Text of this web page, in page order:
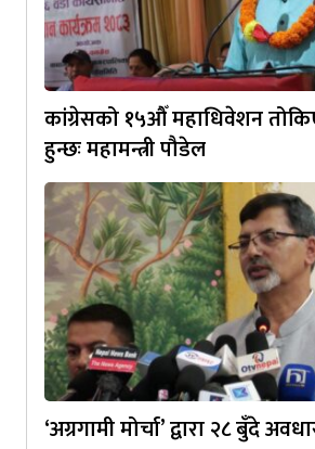
कांग्रेसको १५औँ महाधिवेशन
हुन्छः महामन्त्री पौडेल
‘अग्रगामी मोर्चा’ द्वारा २८ बुँदे